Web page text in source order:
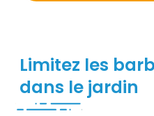
Limitez les
dans le jardin